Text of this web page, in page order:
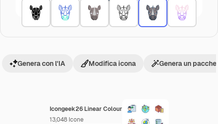
Icongeek26 Linear Colour
13,048 Icone
Genera con l'IA Modifica icona Genera un